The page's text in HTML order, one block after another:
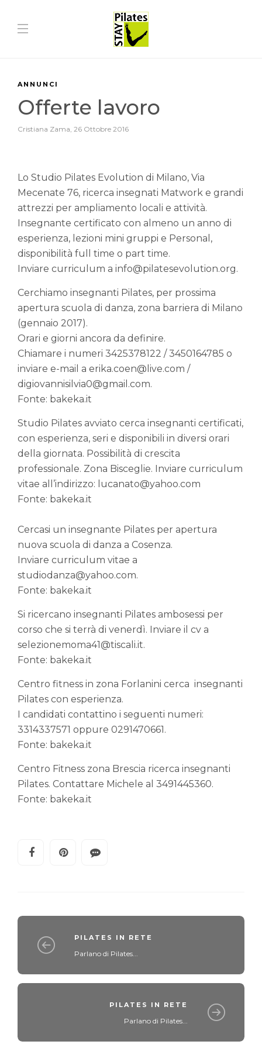
ANNUNCI
Offerte lavoro
Cristiana Zama, 26 Ottobre 2016
Lo Studio Pilates Evolution di Milano, Via
Mecenate 76, ricerca insegnati Matwork e grandi
attrezzi per ampliamento locali e attività.
Insegnante certificato con almeno un anno di
esperienza, lezioni mini gruppi e Personal,
disponibilità full time o part time.
Inviare curriculum a info@pilatesevolution.org.
Cerchiamo insegnanti Pilates, per prossima
apertura scuola di danza, zona barriera di Milano
(gennaio 2017).
Orari e giorni ancora da definire.
Chiamare i numeri 3425378122 / 3450164785 o
inviare e-mail a erika.coen@live.com /
digiovannisilvia0@gmail.com.
Fonte: bakeka.it
Studio Pilates avviato cerca insegnanti certificati,
con esperienza, seri e disponibili in diversi orari
della giornata. Possibilità di crescita
professionale. Zona Bisceglie. Inviare curriculum
vitae all’indirizzo: lucanato@yahoo.com
Fonte: bakeka.it
Cercasi un insegnante Pilates per apertura
nuova scuola di danza a Cosenza.
Inviare curriculum vitae a
studiodanza@yahoo.com.
Fonte: bakeka.it
Si ricercano insegnanti Pilates ambosessi per
corso che si terrà di venerdì. Inviare il cv a
selezionemoma41@tiscali.it.
Fonte: bakeka.it
Centro fitness in zona Forlanini cerca insegnanti
Pilates con esperienza.
I candidati contattino i seguenti numeri:
3314337571 oppure 0291470661.
Fonte: bakeka.it
Centro Fitness zona Brescia ricerca insegnanti
Pilates. Contattare Michele al 3491445360.
Fonte: bakeka.it
PILATES IN RETE
Parlano di Pilates...
PILATES IN RETE
Parlano di Pilates...